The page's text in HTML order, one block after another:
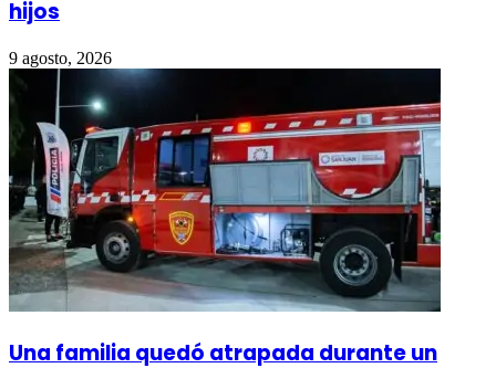
hijos
9 agosto, 2026
Una familia quedó atrapada durante un